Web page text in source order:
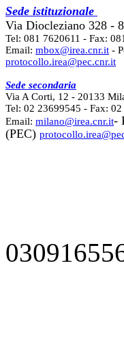
Sede istituzionale
Via Diocleziano 328 -
Tel: 081 7620611 - Fax:
Email: mbox@irea.cnr.it -
protocollo.irea@pec.cnr.it
Sede secondaria
Via A Corti, 12 - 20133
Tel: 02 23699545 - Fax:
Email: milano@irea.cnr.it-
(PEC)